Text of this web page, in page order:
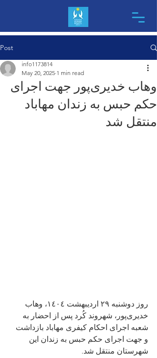
Post
وهاب خدیری‌پور جهت اجرای
حکم حبس به زندان مهاباد
منتقل شد
info1173814
May 20, 2025 1 min read
روز دوشنبه ٢٩ اردیبهشت ١٤٠٤، وهاب
خدیری‌پور، شهروند کُرد پس از احضار به
شعبه اجرای احکام کیفری مهاباد بازداشت
و جهت اجرای حکم حبس به زندان این
شهرستان منتقل شد.